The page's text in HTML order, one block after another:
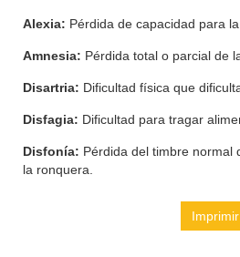
Alexia: Pérdida de capacidad para la
Amnesia: Pérdida total o parcial de
Disartria: Dificultad física que
Disfagia: Dificultad para tragar
Disfonía: Pérdida del timbre normal
la ronquera.
Imprimir